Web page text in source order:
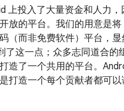
上投入了大量资金和人力，
放的平台。我们的用意是
（而非免费软件）平台，显
了这一点；众多志同道合的
造了一个共用的平台。
打造一个每个贡献者都可以